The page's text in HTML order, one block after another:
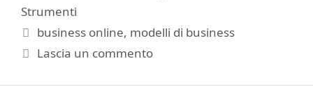
Strumenti
Tag
business online, modelli di business
Lascia un commento